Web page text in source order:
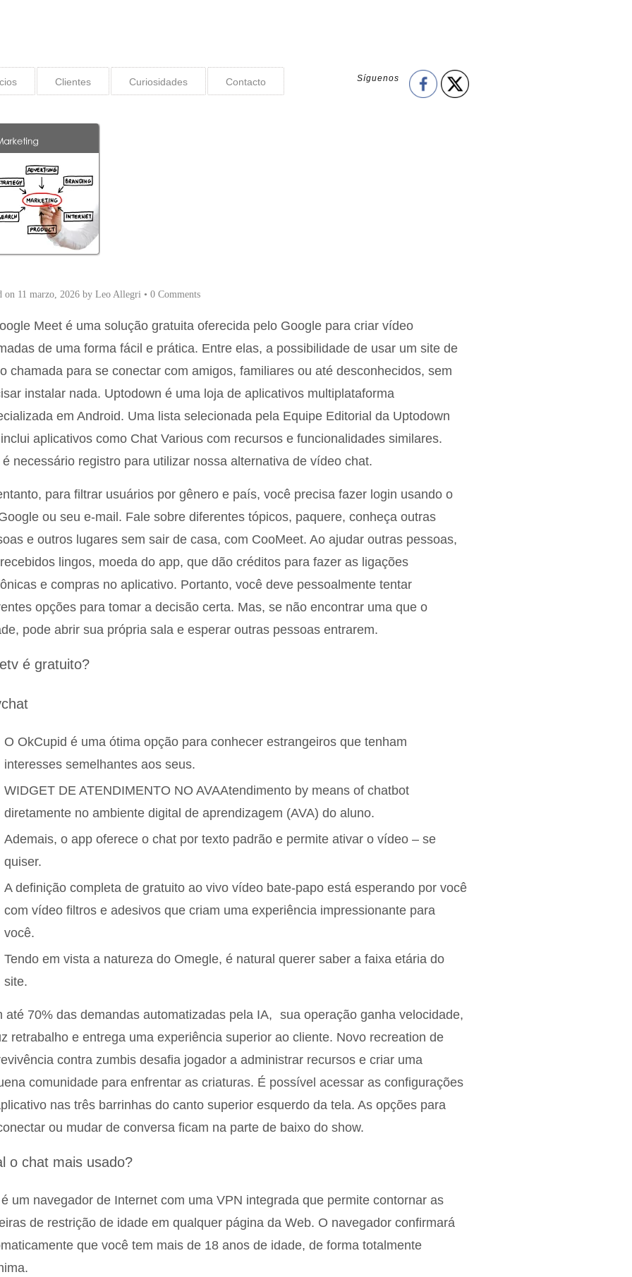
Clientes Curiosidades Contacto Síguenos
on 11 marzo, 2026by Leo Allegri• 0 Comments
Meet é uma solução gratuita oferecida pelo Google para criar vídeo
de uma forma fácil e prática. Entre elas, a possibilidade de usar um site de
chamada para se conectar com amigos, familiares ou até desconhecidos, sem
instalar nada. Uptodown é uma loja de aplicativos multiplataforma
em Android. Uma lista selecionada pela Equipe Editorial da Uptodown
aplicativos como Chat Various com recursos e funcionalidades similares.
é necessário registro para utilizar nossa alternativa de vídeo chat.
para filtrar usuários por gênero e país, você precisa fazer login usando o
ou seu e-mail. Fale sobre diferentes tópicos, paquere, conheça outras
e outros lugares sem sair de casa, com CooMeet. Ao ajudar outras pessoas,
lingos, moeda do app, que dão créditos para fazer as ligações
e compras no aplicativo. Portanto, você deve pessoalmente tentar
opções para tomar a decisão certa. Mas, se não encontrar uma que o
pode abrir sua própria sala e esperar outras pessoas entrarem.
é gratuito?
O OkCupid é uma ótima opção para conhecer estrangeiros que tenham
interesses semelhantes aos seus.
WIDGET DE ATENDIMENTO NO AVAAtendimento by means of chatbot
diretamente no ambiente digital de aprendizagem (AVA) do aluno.
Ademais, o app oferece o chat por texto padrão e permite ativar o vídeo – se
quiser.
A definição completa de gratuito ao vivo vídeo bate-papo está esperando por você
com vídeo filtros e adesivos que criam uma experiência impressionante para
você.
Tendo em vista a natureza do Omegle, é natural querer saber a faixa etária do
site.
até 70% das demandas automatizadas pela IA, sua operação ganha velocidade,
retrabalho e entrega uma experiência superior ao cliente. Novo recreation de
contra zumbis desafia jogador a administrar recursos e criar uma
comunidade para enfrentar as criaturas. É possível acessar as configurações
nas três barrinhas do canto superior esquerdo da tela. As opções para
ou mudar de conversa ficam na parte de baixo do show.
o chat mais usado?
um navegador de Internet com uma VPN integrada que permite contornar as
de restrição de idade em qualquer página da Web. O navegador confirmará
que você tem mais de 18 anos de idade, de forma totalmente